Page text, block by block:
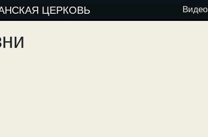
ЦЕРКОВЬ Видео